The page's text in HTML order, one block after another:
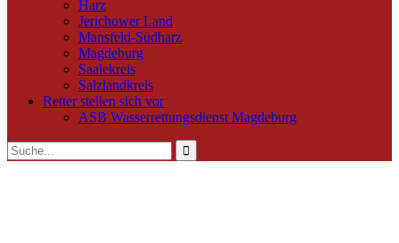
Harz
Jerichower Land
Mansfeld-Südharz
Magdeburg
Saalekreis
Salzlandkreis
Retter stellen sich vor
ASB Wasserrettungsdienst Magdeburg